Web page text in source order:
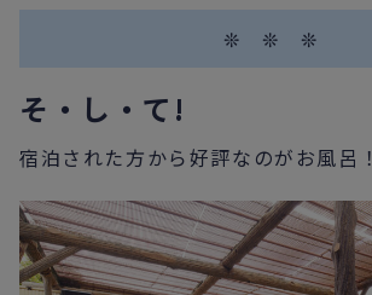
❊ ❊ ❊
そ・し・て!
宿泊された方から好評なのがお風呂！